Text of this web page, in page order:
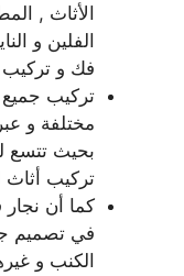
الأثاث ,
الفلين و
فك و تركيب
تركيب جميع
مختلفة و
بحيث تتسع
تركيب أثاث
كما أن نجار
في تصميم
الكنب و